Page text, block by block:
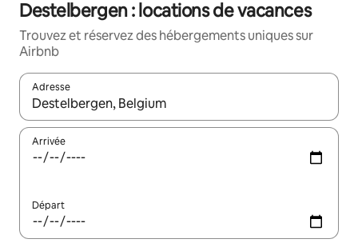
Destelbergen : locations de vacances
Trouvez et réservez des hébergements uniques sur
Airbnb
Adresse
Lorsque les résultats s'affichent, utilisez les flèches vers le
Arrivée
Départ